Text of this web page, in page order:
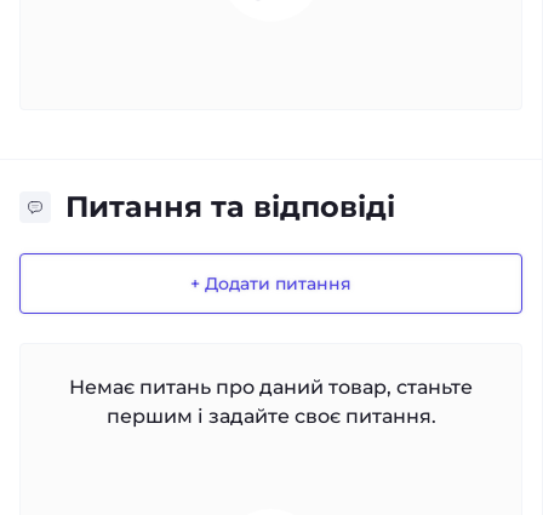
Питання та відповіді
+ Додати питання
Немає питань про даний товар, станьте
першим і задайте своє питання.